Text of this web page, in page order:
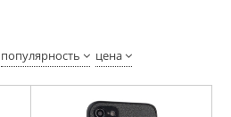
популярность цена